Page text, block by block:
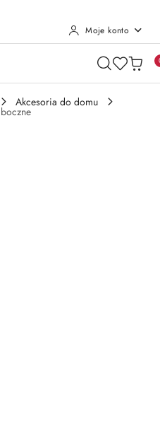
Moje konto
Akcesoria do domu